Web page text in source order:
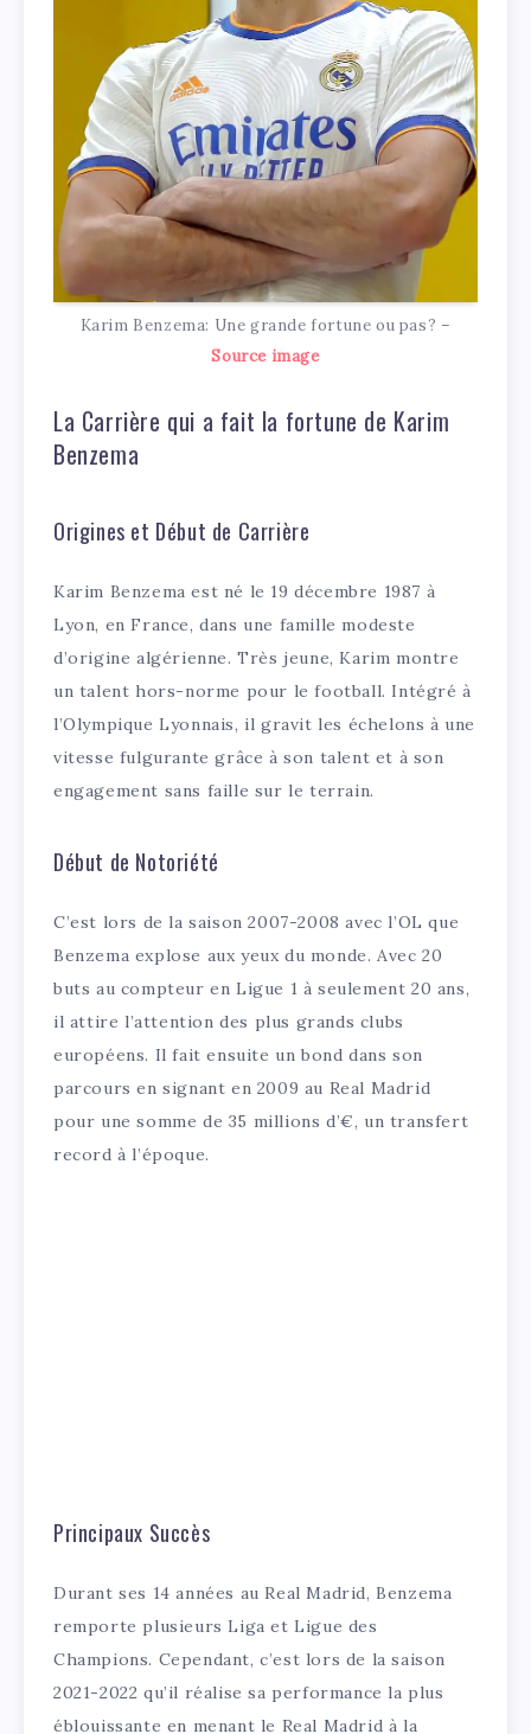
Karim Benzema: Une grande fortune ou pas? –
Source image
La Carrière qui a fait la fortune de Karim
Benzema
Origines et Début de Carrière
Karim Benzema est né le 19 décembre 1987 à
Lyon, en France, dans une famille modeste
d’origine algérienne. Très jeune, Karim montre
un talent hors-norme pour le football. Intégré à
l’Olympique Lyonnais, il gravit les échelons à une
vitesse fulgurante grâce à son talent et à son
engagement sans faille sur le terrain.
Début de Notoriété
C’est lors de la saison 2007-2008 avec l’OL que
Benzema explose aux yeux du monde. Avec 20
buts au compteur en Ligue 1 à seulement 20 ans,
il attire l’attention des plus grands clubs
européens. Il fait ensuite un bond dans son
parcours en signant en 2009 au Real Madrid
pour une somme de 35 millions d’€, un transfert
record à l’époque.
Principaux Succès
Durant ses 14 années au Real Madrid, Benzema
remporte plusieurs Liga et Ligue des
Champions. Cependant, c’est lors de la saison
2021-2022 qu’il réalise sa performance la plus
éblouissante en menant le Real Madrid à la